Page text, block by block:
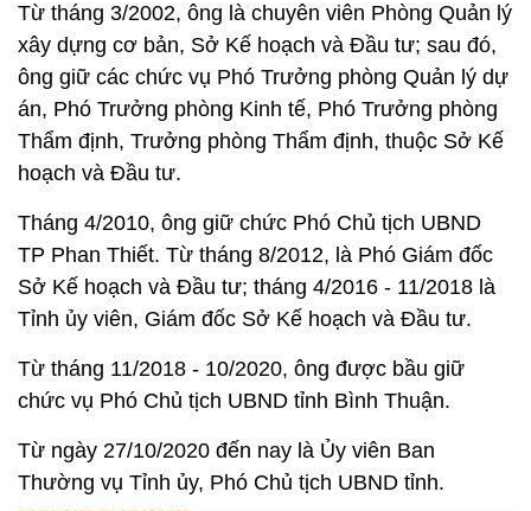
Từ tháng 3/2002, ông là chuyên viên Phòng Quản lý
xây dựng cơ bản, Sở Kế hoạch và Đầu tư; sau đó,
ông giữ các chức vụ Phó Trưởng phòng Quản lý dự
án, Phó Trưởng phòng Kinh tế, Phó Trưởng phòng
Thẩm định, Trưởng phòng Thẩm định, thuộc Sở Kế
hoạch và Đầu tư.
Tháng 4/2010, ông giữ chức Phó Chủ tịch UBND
TP Phan Thiết. Từ tháng 8/2012, là Phó Giám đốc
Sở Kế hoạch và Đầu tư; tháng 4/2016 - 11/2018 là
Tỉnh ủy viên, Giám đốc Sở Kế hoạch và Đầu tư.
Từ tháng 11/2018 - 10/2020, ông được bầu giữ
chức vụ Phó Chủ tịch UBND tỉnh Bình Thuận.
Từ ngày 27/10/2020 đến nay là Ủy viên Ban
Thường vụ Tỉnh ủy, Phó Chủ tịch UBND tỉnh.